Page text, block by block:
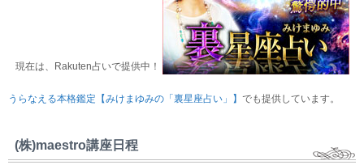
現在は、Rakuten占いで提供中！
うらなえる本格鑑定【みけまゆみの「裏星座占い」】 でも提供しています。
(株)maestro講座日程